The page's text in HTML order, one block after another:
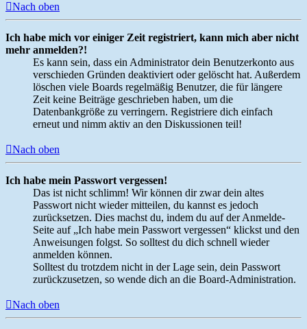
Nach oben
Ich habe mich vor einiger Zeit registriert, kann mich aber nicht
mehr anmelden?!
Es kann sein, dass ein Administrator dein Benutzerkonto aus
verschieden Gründen deaktiviert oder gelöscht hat. Außerdem
löschen viele Boards regelmäßig Benutzer, die für längere
Zeit keine Beiträge geschrieben haben, um die
Datenbankgröße zu verringern. Registriere dich einfach
erneut und nimm aktiv an den Diskussionen teil!
Nach oben
Ich habe mein Passwort vergessen!
Das ist nicht schlimm! Wir können dir zwar dein altes
Passwort nicht wieder mitteilen, du kannst es jedoch
zurücksetzen. Dies machst du, indem du auf der Anmelde-
Seite auf „Ich habe mein Passwort vergessen“ klickst und den
Anweisungen folgst. So solltest du dich schnell wieder
anmelden können.
Solltest du trotzdem nicht in der Lage sein, dein Passwort
zurückzusetzen, so wende dich an die Board-Administration.
Nach oben